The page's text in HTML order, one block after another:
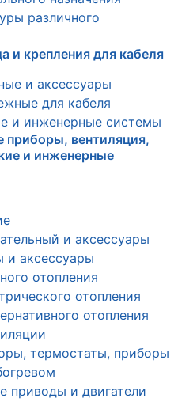
различного
и крепления для кабеля
и аксессуары
для кабеля
и инженерные системы
приборы, вентиляция,
и инженерные
и аксессуары
и аксессуары
отопления
отопления
отопления
термостаты, приборы
приводы и двигатели